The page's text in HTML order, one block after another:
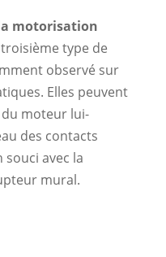
motorisation
type de
observé sur
Elles peuvent
du moteur lui-
des contacts
souci avec la
mural.